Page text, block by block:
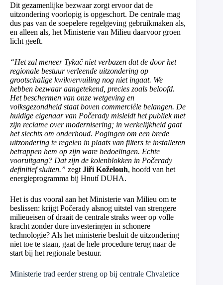
Dit gezamenlijke bezwaar zorgt ervoor dat de
uitzondering voorlopig is opgeschort. De centrale mag
dus pas van de soepelere regelgeving gebruikmaken als,
en alleen als, het Ministerie van Milieu daarvoor groen
licht geeft.
“Het zal meneer Tykač niet verbazen dat de door het
regionale bestuur verleende uitzondering op
grootschalige kwikvervuiling nog niet ingaat. We
hebben bezwaar aangetekend, precies zoals beloofd.
Het beschermen van onze wetgeving en
volksgezondheid staat boven commerciële belangen. De
huidige eigenaar van Počerady misleidt het publiek met
zijn reclame over modernisering; in werkelijkheid gaat
het slechts om onderhoud. Pogingen om een brede
uitzondering te regelen in plaats van filters te installeren
betrappen hem op zijn ware bedoelingen. Echte
vooruitgang? Dat zijn de kolenblokken in Počerady
definitief sluiten.” zegt Jiří Koželouh, hoofd van het
energieprogramma bij Hnutí DUHA.
Het is dus vooral aan het Ministerie van Milieu om te
beslissen: krijgt Počerady alsnog uitstel van strengere
milieueisen of draait de centrale straks weer op volle
kracht zonder dure investeringen in schonere
technologie? Als het ministerie besluit de uitzondering
niet toe te staan, gaat de hele procedure terug naar de
start bij het regionale bestuur.
Ministerie trad eerder streng op bij centrale Chvaletice